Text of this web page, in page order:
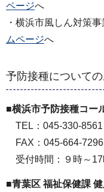
ページへ
・横浜市風しん対策事
ムページへ
予防接種について
■横浜市予防接種コー
TEL：045-330-8561
FAX：045-664-7296
受付時間：９時～17
■青葉区 福祉保健課